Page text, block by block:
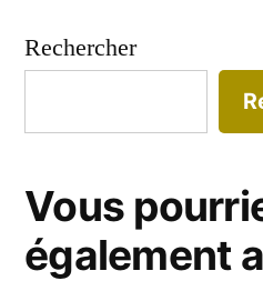
Rechercher
Vous
également